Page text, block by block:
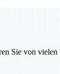
Sie von